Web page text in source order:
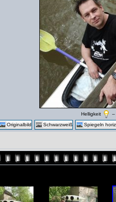
Helligkeit
–
Originalbild
Schwarzweiß Spiegeln